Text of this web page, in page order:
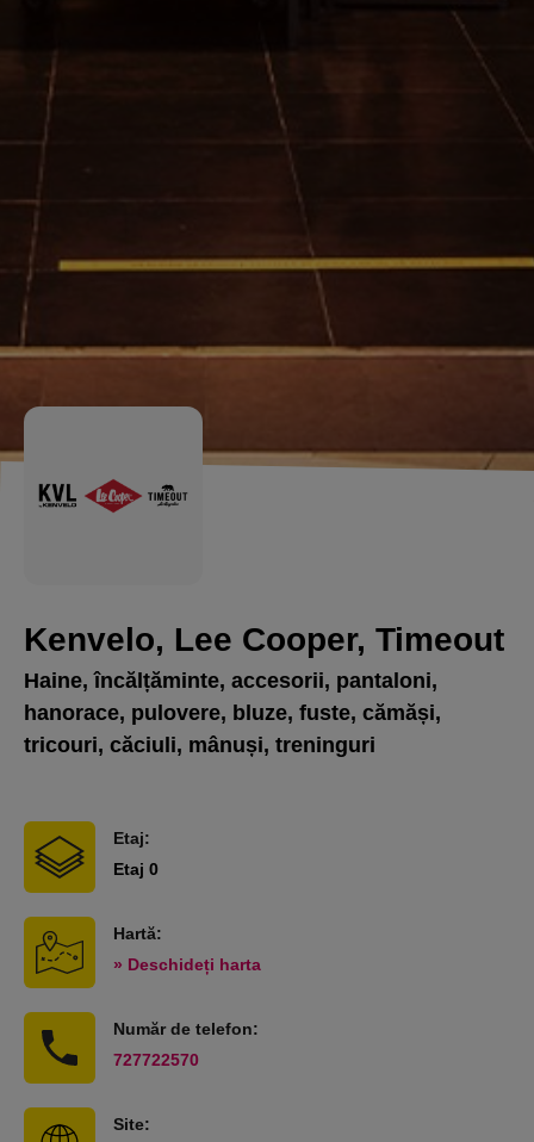
Kenvelo, Lee Cooper, Timeout
Haine, încălțăminte, accesorii, pantaloni,
hanorace, pulovere, bluze, fuste, cămăși,
tricouri, căciuli, mânuși, treninguri
Etaj:
Etaj 0
Hartă:
» Deschideți harta
Număr de telefon:
727722570
Site: